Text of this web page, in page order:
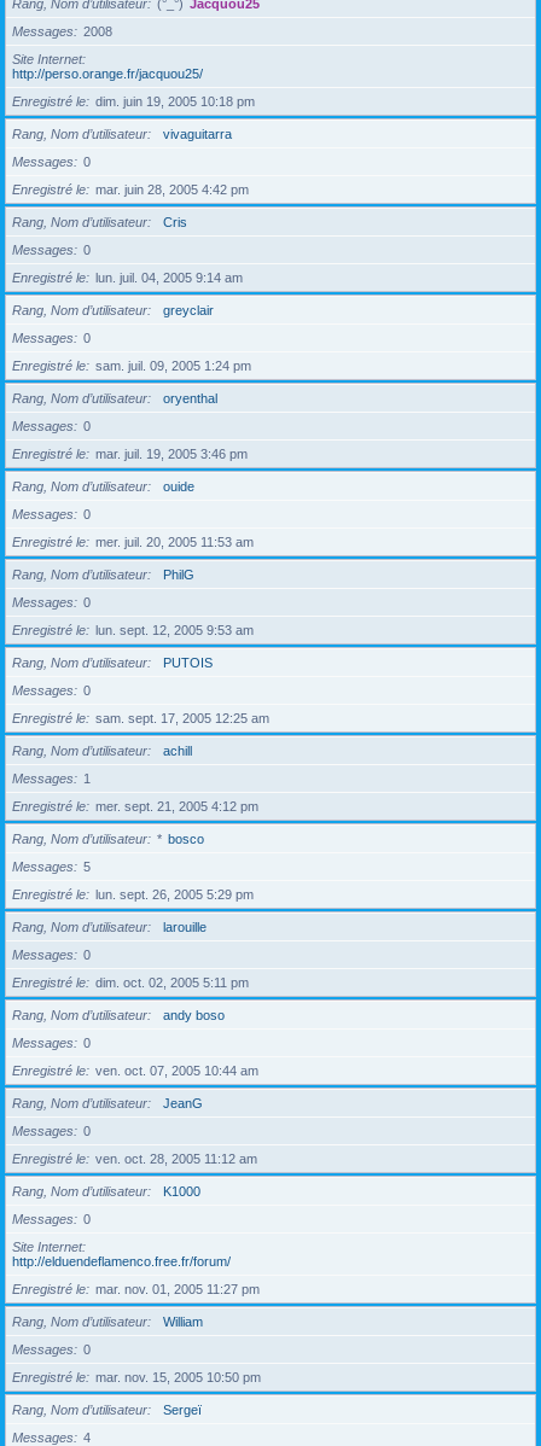
Rang, Nom d’utilisateur (°_°) Jacquou25
Messages
2008
Site Internet
http://perso.orange.fr/jacquou25/
Enregistré le
dim. juin 19, 2005 10:18 pm
Rang, Nom d’utilisateur
vivaguitarra
Messages
0
Enregistré le
mar. juin 28, 2005 4:42 pm
Rang, Nom d’utilisateur
Cris
Messages
0
Enregistré le
lun. juil. 04, 2005 9:14 am
Rang, Nom d’utilisateur
greyclair
Messages
0
Enregistré le
sam. juil. 09, 2005 1:24 pm
Rang, Nom d’utilisateur
oryenthal
Messages
0
Enregistré le
mar. juil. 19, 2005 3:46 pm
Rang, Nom d’utilisateur
ouide
Messages
0
Enregistré le
mer. juil. 20, 2005 11:53 am
Rang, Nom d’utilisateur
PhilG
Messages
0
Enregistré le
lun. sept. 12, 2005 9:53 am
Rang, Nom d’utilisateur
PUTOIS
Messages
0
Enregistré le
sam. sept. 17, 2005 12:25 am
Rang, Nom d’utilisateur
achill
Messages
1
Enregistré le
mer. sept. 21, 2005 4:12 pm
Rang, Nom d’utilisateur * bosco
Messages
5
Enregistré le
lun. sept. 26, 2005 5:29 pm
Rang, Nom d’utilisateur
larouille
Messages
0
Enregistré le
dim. oct. 02, 2005 5:11 pm
Rang, Nom d’utilisateur
andy boso
Messages
0
Enregistré le
ven. oct. 07, 2005 10:44 am
Rang, Nom d’utilisateur
JeanG
Messages
0
Enregistré le
ven. oct. 28, 2005 11:12 am
Rang, Nom d’utilisateur
K1000
Messages
0
Site Internet
http://elduendeflamenco.free.fr/forum/
Enregistré le
mar. nov. 01, 2005 11:27 pm
Rang, Nom d’utilisateur
William
Messages
0
Enregistré le
mar. nov. 15, 2005 10:50 pm
Rang, Nom d’utilisateur
Sergeï
Messages
4